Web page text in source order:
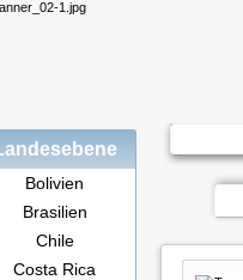
Bolivien
Brasilien
Chile
Costa Rica